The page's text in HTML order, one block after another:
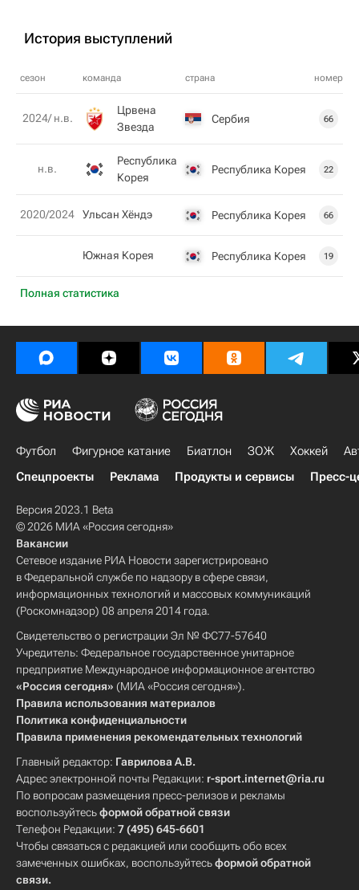
История выступлений
сезон команда страна номер
Полная статистика
2024/ н.в.
Црвена
Звезда
Сербия 66
н.в.
Республика
Корея
Республика Корея 22
2020/2024 Ульсан Хёндэ Республика Корея 66
Южная Корея Республика Корея 19
Футбол Фигурное катание Биатлон ЗОЖ Хоккей
Спецпроекты
Реклама Продукты и сервисы Пресс-
Версия 2023.1 Beta
© 2026 МИА «Россия сегодня»
Вакансии
Сетевое издание РИА Новости зарегистрировано
в Федеральной службе по надзору в сфере связи,
информационных технологий и массовых коммуникаций
(Роскомнадзор) 08 апреля 2014 года.
Свидетельство о регистрации Эл № ФС77-57640
Учредитель: Федеральное государственное унитарное
предприятие Международное информационное агентство
«Россия сегодня» (МИА «Россия сегодня»).
Правила использования материалов
Политика конфиденциальности
Правила применения рекомендательных технологий
Главный редактор: Гаврилова А.В.
Адрес электронной почты Редакции: r-sport.internet@ria.ru
По вопросам размещения пресс-релизов и рекламы
воспользуйтесьформой обратной связи
Телефон Редакции: 7 (495) 645-6601
Чтобы связаться с редакцией или сообщить обо всех
замеченных ошибках, воспользуйтесьформой обратной
связи.